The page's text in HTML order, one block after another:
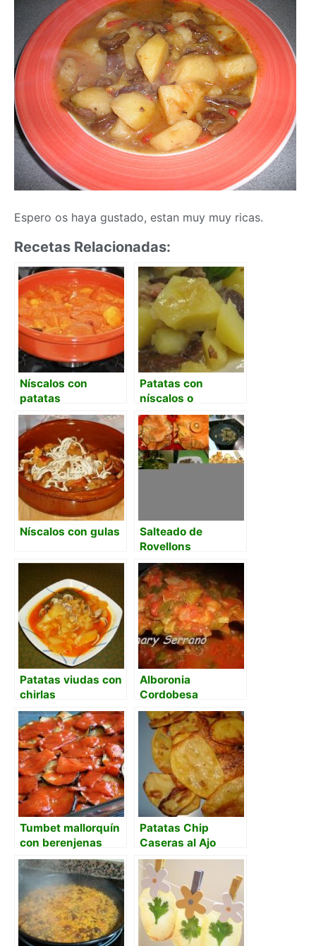
Espero os haya gustado, estan muy muy ricas.
Recetas Relacionadas:
Níscalos con
patatas
Patatas con
níscalos o
robellones
Níscalos con gulas
Salteado de
Rovellons
(Níscalos)
Patatas viudas con
chirlas
Alboronia
Cordobesa
Tumbet mallorquín
con berenjenas
desamargadas
Patatas Chip
Caseras al Ajo